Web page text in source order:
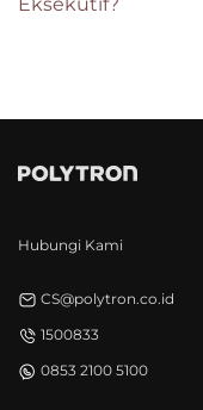
Hubungi Kami
CS@polytron.co.id
1500833
0853 2100 5100